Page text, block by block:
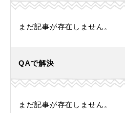
まだ記事が存在しません。
QAで解決
まだ記事が存在しません。